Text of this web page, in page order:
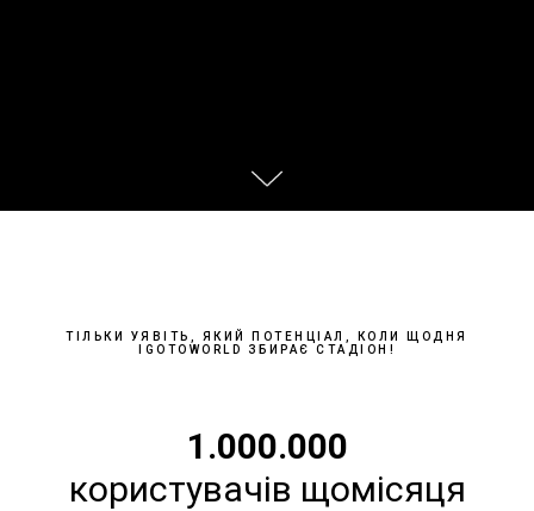
ТІЛЬКИ УЯВІТЬ, ЯКИЙ ПОТЕНЦІАЛ, КОЛИ ЩОДНЯ
IGOTOWORLD ЗБИРАЄ СТАДІОН!
1.000.000
користувачів щомісяця